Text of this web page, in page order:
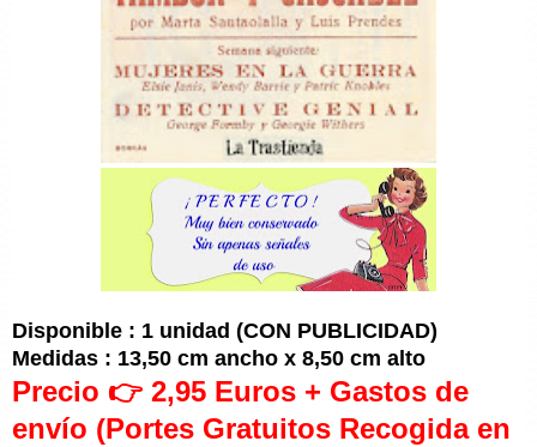
Disponible : 1 unidad (CON PUBLICIDAD)
Medidas : 13,50 cm ancho x 8,50 cm alto
Precio 👉 2,95 Euros + Gastos de
envío (Portes Gratuitos Recogida en